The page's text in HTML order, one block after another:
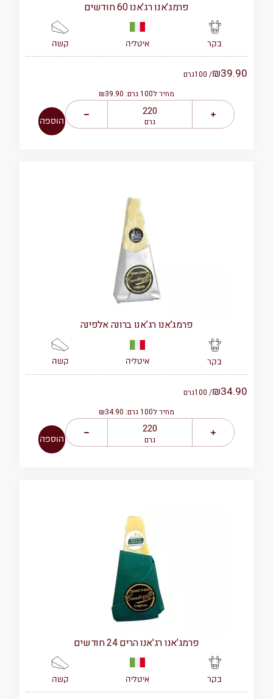
פרמג’אנו רג’אנו 60 חודשים
בקר איטליה קשה
מחיר ל100 גרם: ₪39.90
₪39.90
/ 100 גרם
גרם הוספה
פרמג’אנו רג’אנו ברונה אלפינה
בקר איטליה קשה
מחיר ל100 גרם: ₪34.90
₪34.90
/ 100 גרם
גרם הוספה
פרמג’אנו רג’אנו הרים 24 חודשים
בקר איטליה קשה